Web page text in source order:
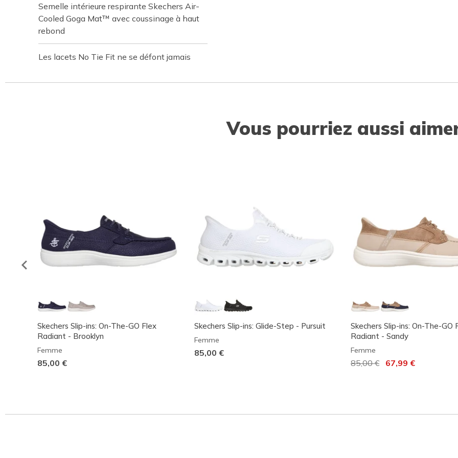
Semelle intérieure respirante Skechers Air-
Cooled Goga Mat™ avec coussinage à haut
rebond
Les lacets No Tie Fit ne se défont jamais
Vous pourriez aussi
Skechers Slip-ins: On-The-GO Flex
Radiant - Brooklyn
Femme
85,00 €
Skechers Slip-ins: Glide-Step - Pursuit
Femme
85,00 €
Skechers Slip-ins: On-The-GO
Radiant - Sandy
Femme
Prix réduit de
85,00 € 67,99 €